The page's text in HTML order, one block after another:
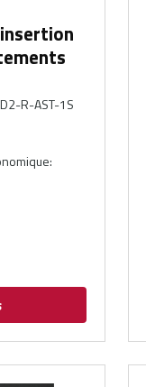
R-AST-1S
: